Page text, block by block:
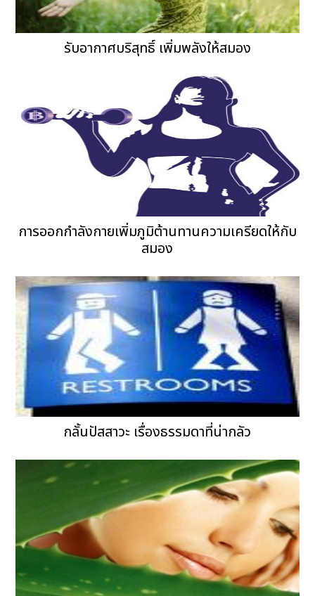
รับอากาศบริสุทธิ์ เพิ่มพลังให้สมอง
การออกกำลังกายเพิ่มภูมิต้านทานความเครียดให้กับ
สมอง
กลั้นปัสสาวะ เรื่องธรรมดาที่น่ากลัว